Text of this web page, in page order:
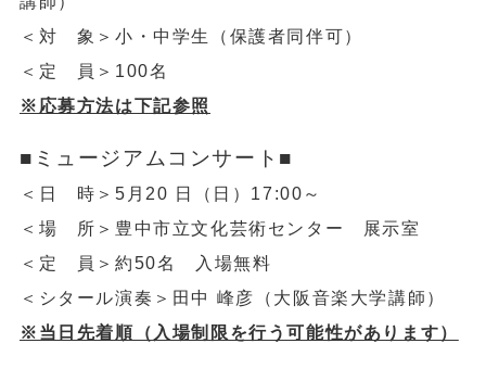
＜対 象＞小・中学生（保護者同伴可）
＜定 員＞100名
※応募方法は下記参照
■ミュージアムコンサート■
＜日 時＞5月20 日（日）17:00～
＜場 所＞豊中市立文化芸術センター 展示室
＜定 員＞約50名 入場無料
＜シタール演奏＞田中 峰彦（大阪音楽大学講師）
※当日先着順（入場制限を行う可能性があります）